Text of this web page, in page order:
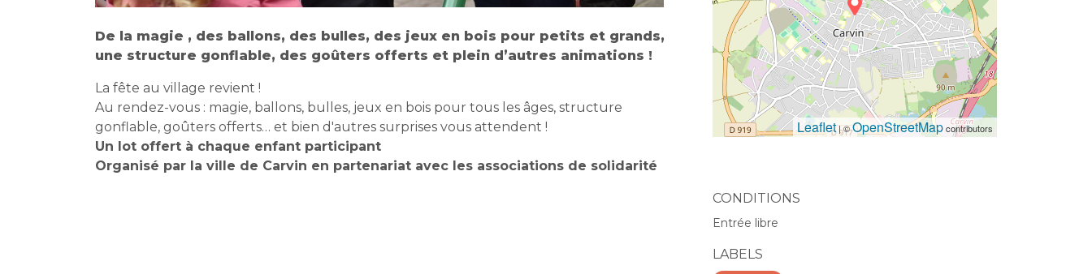
Leaflet| ©OpenStreetMapcontributors
CONDITIONS
Entrée libre
LABELS
De la magie , des ballons, des bulles, des jeux en bois pour petits et grands,
une structure gonflable, des goûters offerts et plein d’autres animations !
La fête au village revient !
Au rendez-vous : magie, ballons, bulles, jeux en bois pour tous les âges, structure
gonflable, goûters offerts… et bien d'autres surprises vous attendent !
Un lot offert à chaque enfant participant
Organisé par la ville de Carvin en partenariat avec les associations de solidarité